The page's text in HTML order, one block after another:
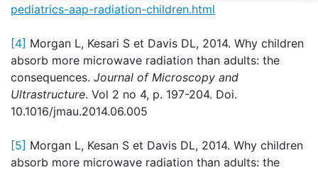
pediatrics-aap-radiation-children.html
[4] Morgan L, Kesari S et Davis DL, 2014. Why children
absorb more microwave radiation than adults: the
consequences. Journal of Microscopy and
Ultrastructure. Vol 2 no 4, p. 197-204. Doi.
10.1016/jmau.2014.06.005
[5] Morgan L, Kesan S et Davis DL, 2014. Why children
absorb more microwave radiation than adults: the